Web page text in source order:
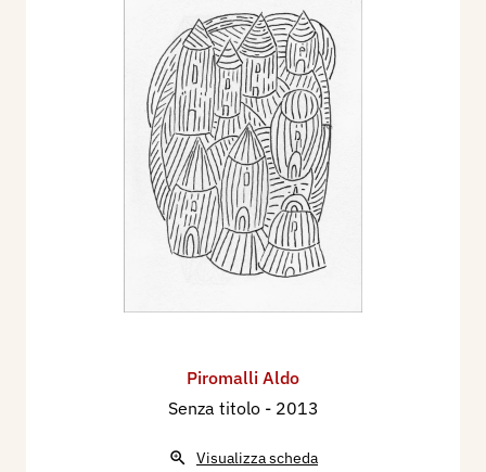
Piromalli Aldo
Senza titolo - 2013
Visualizza scheda